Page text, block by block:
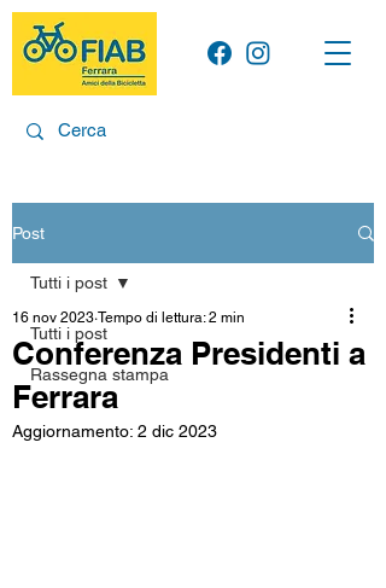
Post
Tutti i post
Rassegna stampa
Tutti i post
Conferenza Presidenti a
Ferrara
16 nov 2023 Tempo di lettura: 2 min
Aggiornamento: 2 dic 2023